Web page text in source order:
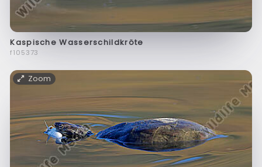
Kaspische Wasserschildkröte
f105373
Zoom